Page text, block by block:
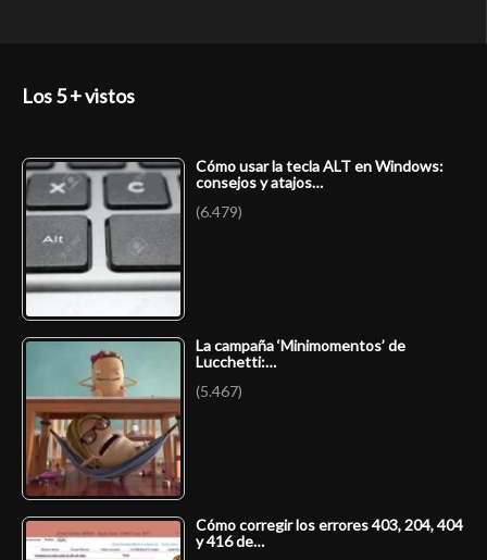
Los 5 + vistos
Cómo usar la tecla ALT en Windows:
consejos y atajos…
(6.479)
La campaña ‘Minimomentos’ de
Lucchetti:…
(5.467)
Cómo corregir los errores 403, 204, 404
y 416 de…